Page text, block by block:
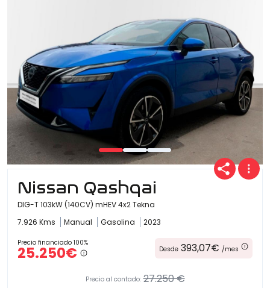
Nissan Qashqai
DIG-T 103kW (140CV) mHEV 4x2 Tekna
7.926 Kms
Manual Gasolina 2023
Precio financiado 100%
25.250€ Desde 393,07€ /mes
Precio al contado: 27.250 €